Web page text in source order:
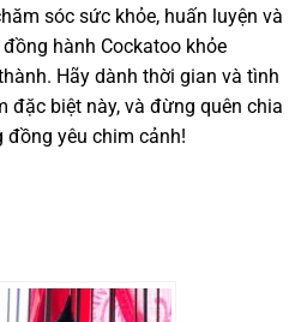
sóc sức khỏe, huấn luyện và
hành Cockatoo khỏe
Hãy dành thời gian và tình
đặc biệt này, và đừng quên chia
đồng yêu chim cảnh!